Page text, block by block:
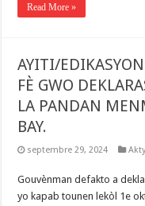
Read More »
AYITI/
FÈ GWO
LA PANDAN
BAY.
septembre 29, 2024
Gouvènman defakto a
yo kapab tounen lekòl 1e